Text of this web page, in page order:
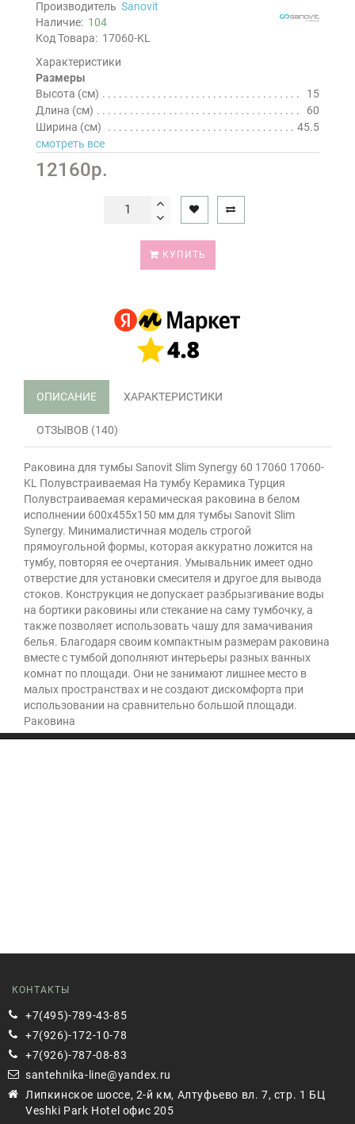
Производитель Sanovit
Наличие: 104
Код Товара: 17060-KL
Характеристики
Размеры
Высота (см)
15
Длина (см)
60
Ширина (см)
45.5
смотреть все
12160р.
КУПИТЬ
ОПИСАНИЕ ХАРАКТЕРИСТИКИ
ОТЗЫВОВ (140)
Раковина для тумбы Sanovit Slim Synergy 60 17060 17060-
KL Полувстраиваемая На тумбу Керамика Турция
Полувстраиваемая керамическая раковина в белом
исполнении 600х455х150 мм для тумбы Sanovit Slim
Synergy. Минималистичная модель строгой
прямоугольной формы, которая аккуратно ложится на
тумбу, повторяя ее очертания. Умывальник имеет одно
отверстие для установки смесителя и другое для вывода
стоков. Конструкция не допускает разбрызгивание воды
на бортики раковины или стекание на саму тумбочку, а
также позволяет использовать чашу для замачивания
белья. Благодаря своим компактным размерам раковина
вместе с тумбой дополняют интерьеры разных ванных
комнат по площади. Они не занимают лишнее место в
малых пространствах и не создают дискомфорта при
использовании на сравнительно большой площади.
Раковина
КОНТАКТЫ
+7(495)-789-43-85
+7(926)-172-10-78
+7(926)-787-08-83
santehnika-line@yandex.ru
Липкинское шоссе, 2-й км, Алтуфьево вл. 7, стр. 1 БЦ
Veshki Park Hotel офис 205